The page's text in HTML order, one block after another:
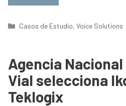
Categorías
Casos de Estudio,Voice Solutions
Agencia
Vial selecciona
Teklogix